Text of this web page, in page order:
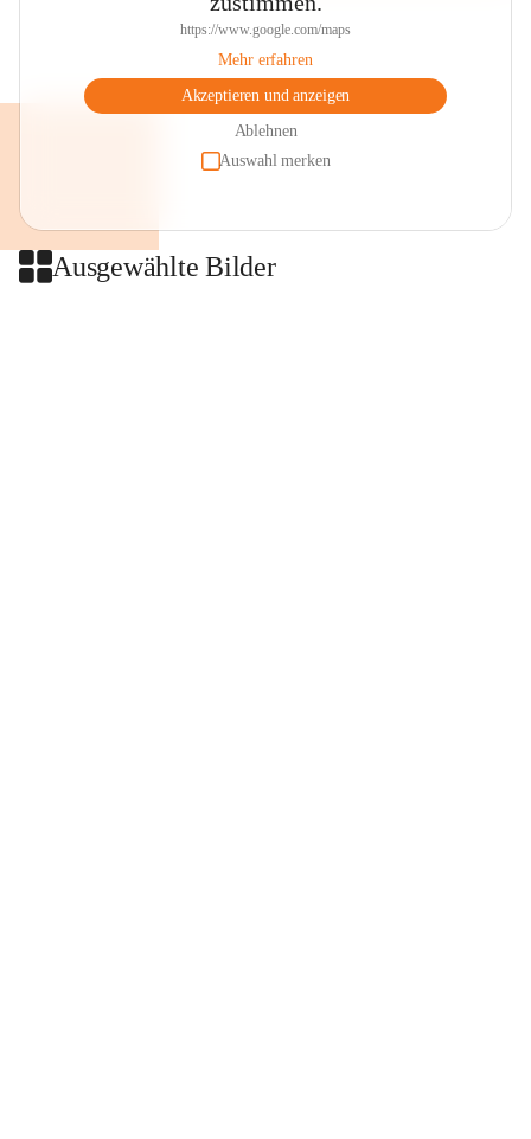
https://www.google.com/maps
Mehr erfahren
Akzeptieren und anzeigen
Ablehnen
Auswahl merken
Ausgewählte Bilder